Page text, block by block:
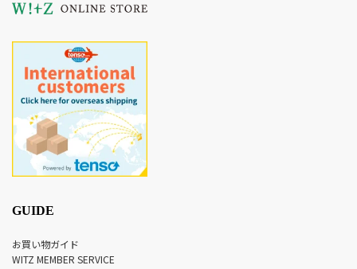
GUIDE
お買い物ガイド
WITZ MEMBER SERVICE